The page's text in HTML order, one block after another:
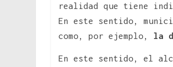
realidad que tiene
En este sentido,
como, por ejemplo,
la
En este sentido, el